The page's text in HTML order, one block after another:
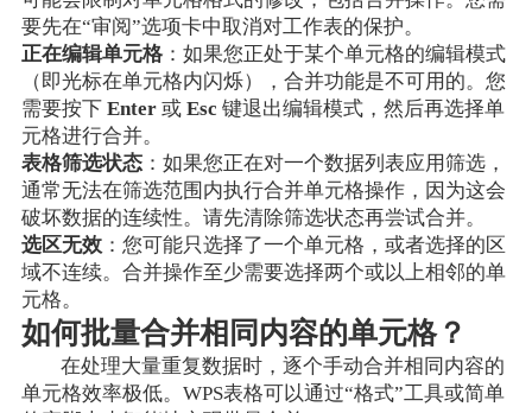
要先在“审阅”选项卡中取消对工作表的保护。
正在编辑单元格：如果您正处于某个单元格的编辑模式
（即光标在单元格内闪烁），合并功能是不可用的。您
需要按下 Enter或 Esc 键退出编辑模式，然后再选择单
元格进行合并。
表格筛选状态：如果您正在对一个数据列表应用筛选，
通常无法在筛选范围内执行合并单元格操作，因为这会
破坏数据的连续性。请先清除筛选状态再尝试合并。
选区无效：您可能只选择了一个单元格，或者选择的区
域不连续。合并操作至少需要选择两个或以上相邻的单
元格。
如何批量合并相同内容的单元格？
在处理大量重复数据时，逐个手动合并相同内容的
单元格效率极低。WPS表格可以通过“格式”工具或简单